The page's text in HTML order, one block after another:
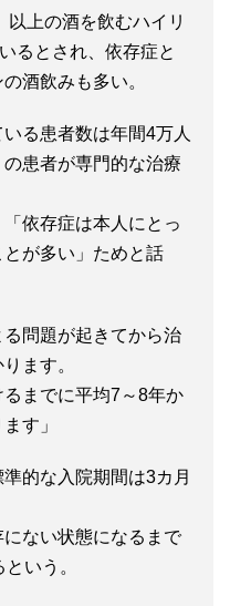
上の酒を飲むハイリ
るとされ、依存症と
酒飲みも多い。
る患者数は年間4万人
患者が専門的な治療
依存症は本人にとっ
が多い」ためと話
る問題が起きてから治
ます。
までに平均7～8年か
す」
的な入院期間は3カ月
ない状態になるまで
いう。